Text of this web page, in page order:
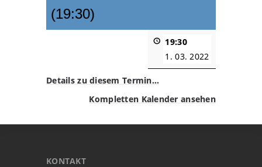
(19:30)
19:30
1. 03. 2022
Details zu diesem Termin…
Kompletten Kalender ansehen
KONTAKT